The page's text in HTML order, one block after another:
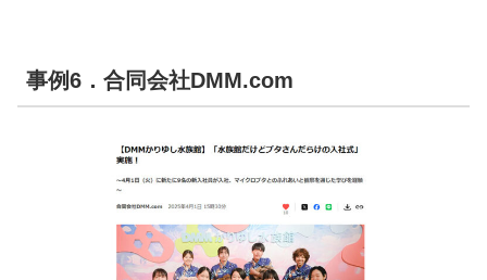
事例6．合同会社DMM.com